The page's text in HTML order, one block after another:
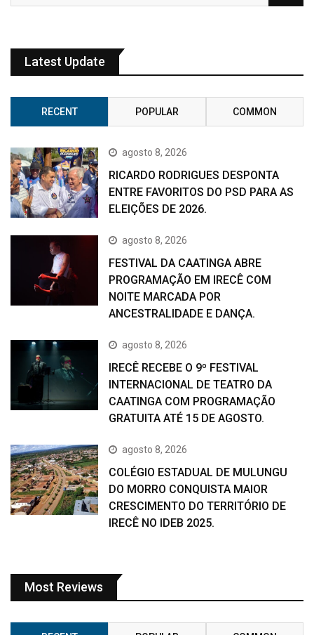
Latest Update
RECENT POPULAR COMMON
agosto 8, 2026
RICARDO RODRIGUES DESPONTA
ENTRE FAVORITOS DO PSD PARA AS
ELEIÇÕES DE 2026.
agosto 8, 2026
FESTIVAL DA CAATINGA ABRE
PROGRAMAÇÃO EM IRECÊ COM
NOITE MARCADA POR
ANCESTRALIDADE E DANÇA.
agosto 8, 2026
IRECÊ RECEBE O 9º FESTIVAL
INTERNACIONAL DE TEATRO DA
CAATINGA COM PROGRAMAÇÃO
GRATUITA ATÉ 15 DE AGOSTO.
agosto 8, 2026
COLÉGIO ESTADUAL DE MULUNGU
DO MORRO CONQUISTA MAIOR
CRESCIMENTO DO TERRITÓRIO DE
IRECÊ NO IDEB 2025.
Most Reviews